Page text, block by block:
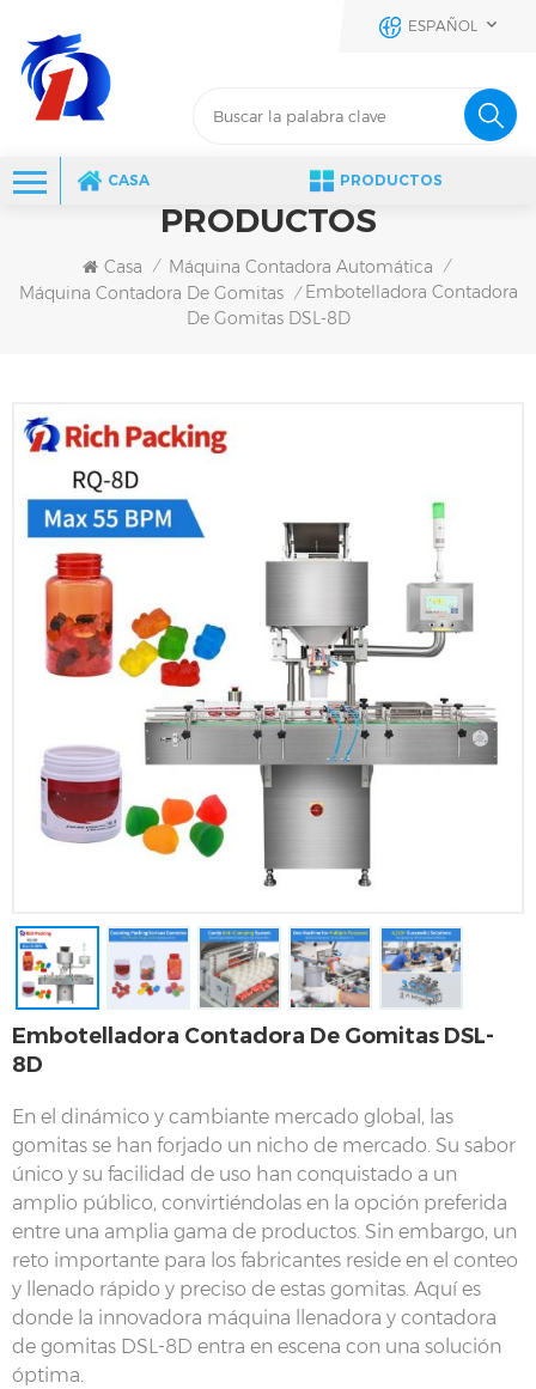
ESPAÑOL
CASA PRODUCTOS
PRODUCTOS
Casa / Máquina Contadora Automática /
Máquina Contadora De Gomitas / Embotelladora Contadora
De Gomitas DSL-8D
Embotelladora Contadora De Gomitas DSL-
8D
En el dinámico y cambiante mercado global, las
gomitas se han forjado un nicho de mercado. Su sabor
único y su facilidad de uso han conquistado a un
amplio público, convirtiéndolas en la opción preferida
entre una amplia gama de productos. Sin embargo, un
reto importante para los fabricantes reside en el conteo
y llenado rápido y preciso de estas gomitas. Aquí es
donde la innovadora máquina llenadora y contadora
de gomitas DSL-8D entra en escena con una solución
óptima.